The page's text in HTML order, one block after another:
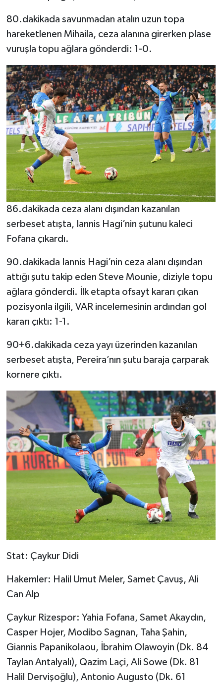
80.dakikada savunmadan atalın uzun topa
hareketlenen Mihaila, ceza alanına girerken plase
vuruşla topu ağlara gönderdi: 1-0.
86.dakikada ceza alanı dışından kazanılan
serbeset atışta, Iannis Hagi’nin şutunu kaleci
Fofana çıkardı.
90.dakikada Iannis Hagi’nin ceza alanı dışından
attığı şutu takip eden Steve Mounie, diziyle topu
ağlara gönderdi. İlk etapta ofsayt kararı çıkan
pozisyonla ilgili, VAR incelemesinin ardından gol
kararı çıktı: 1-1.
90+6.dakikada ceza yayı üzerinden kazanılan
serbeset atışta, Pereira’nın şutu baraja çarparak
kornere çıktı.
Stat: Çaykur Didi
Hakemler: Halil Umut Meler, Samet Çavuş, Ali
Can Alp
Çaykur Rizespor: Yahia Fofana, Samet Akaydın,
Casper Hojer, Modibo Sagnan, Taha Şahin,
Giannis Papanikolaou, İbrahim Olawoyin (Dk. 84
Taylan Antalyalı), Qazim Laçi, Ali Sowe (Dk. 81
Halil Dervişoğlu), Antonio Augusto (Dk. 61